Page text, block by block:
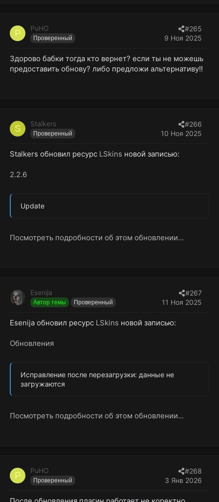
P PuHO
Проверенный 9 Ноя 2025
#265
Здорово бабки тогда кто вернет? если ты не можешь
предоставить обнову? либо предложи альтернативу!!
S Stalkers
Проверенный 10 Ноя 2025
#266
Stalkers обновил ресурс LSkins новой записью:
2.2.6
Update
Посмотреть подробности об этом обновлении...
Esenija
Автор темы Проверенный 11 Ноя 2025
#267
Esenija обновил ресурс LSkins новой записью:
Обновления
Исправление после перезагрузки: данные не
загружаются
Посмотреть подробности об этом обновлении...
P PuHO
Проверенный 3 Янв 2026
#268